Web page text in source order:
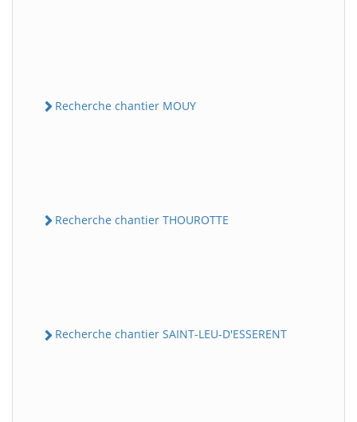
Recherche chantier MOUY
Recherche chantier THOUROTTE
Recherche chantier SAINT-LEU-D'ESSERENT